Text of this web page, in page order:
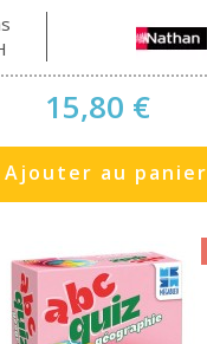
15,80 €
Ajouter au panier